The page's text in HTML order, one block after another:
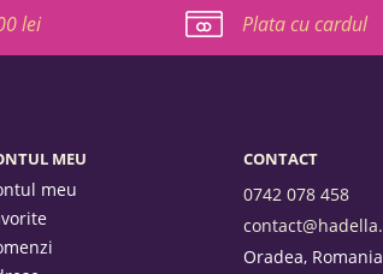
lei Plata cu cardul
MEU
meu
CONTACT
0742 078 458
Oradea, Romania